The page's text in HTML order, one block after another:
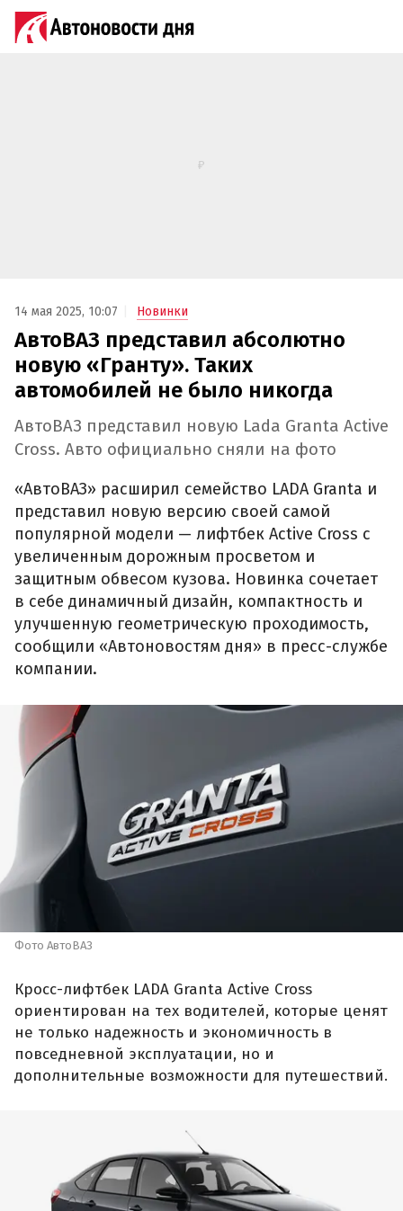
14 мая 2025, 10:07 Новинки
АвтоВАЗ представил абсолютно
новую «Гранту». Таких
автомобилей не было никогда
АвтоВАЗ представил новую Lada Granta Active
Cross. Авто официально сняли на фото
«АвтоВАЗ» расширил семейство LADA Granta и
представил новую версию своей самой
популярной модели — лифтбек Active Cross с
увеличенным дорожным просветом и
защитным обвесом кузова. Новинка сочетает
в себе динамичный дизайн, компактность и
улучшенную геометрическую проходимость,
сообщили «Автоновостям дня» в пресс-службе
компании.
Фото АвтоВАЗ
Кросс-лифтбек LADA Granta Active Cross
ориентирован на тех водителей, которые ценят
не только надежность и экономичность в
повседневной эксплуатации, но и
дополнительные возможности для путешествий.